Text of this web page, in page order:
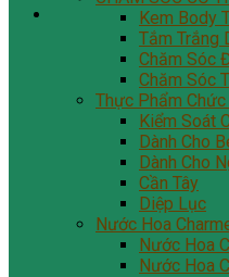
Kem Body
Tắm Trắng
Chăm Sóc
Chăm Sóc
Thực Phẩm Chức
Kiểm Soát
Dành Cho
Dành Cho
Cần Tây
Diệp Lục
Nước Hoa
Nước Hoa
Nước Hoa